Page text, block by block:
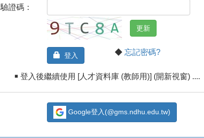
驗證碼：
登入 ◆ 忘記密碼?
￭ 登入後繼續使用 [人才資料庫 (教師用)] (開新視窗) ....
Google登入(@gms.ndhu.edu.tw)